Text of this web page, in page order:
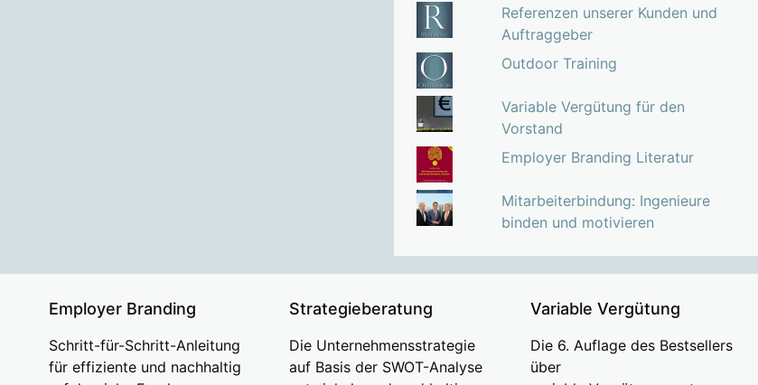
Referenzen unserer Kunden und
Auftraggeber
Outdoor Training
Variable Vergütung für den
Vorstand
Employer Branding Literatur
Mitarbeiterbindung: Ingenieure
binden und motivieren
Employer Branding
Schritt-für-Schritt-Anleitung
für effiziente und nachhaltig
Strategieberatung
Die Unternehmensstrategie
auf Basis der SWOT-Analyse
Variable Vergütung
Die 6. Auflage des Bestsellers
über